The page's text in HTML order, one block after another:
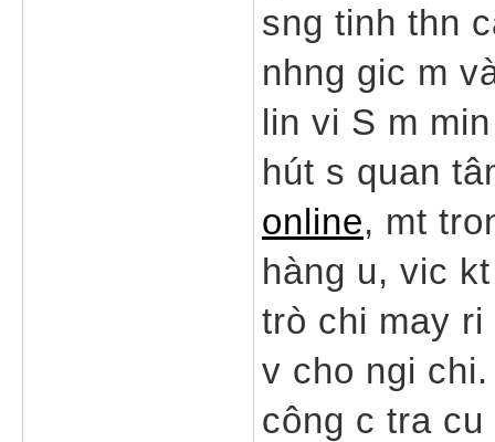
sng tinh thn
nhng gic m
lin vi S m
hút s quan
online, mt
hàng u, vic
trò chi may
v cho ngi
công c tra